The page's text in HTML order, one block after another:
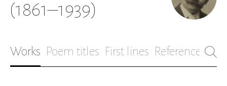
(1861–1939)
Works Poem titles First lines References